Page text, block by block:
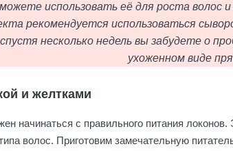
использовать её для роста волос
рекомендуется использоваться
несколько недель вы забудете о
ухоженном виде
и желтками
начинаться с правильного питания
волос. Приготовим замечательную